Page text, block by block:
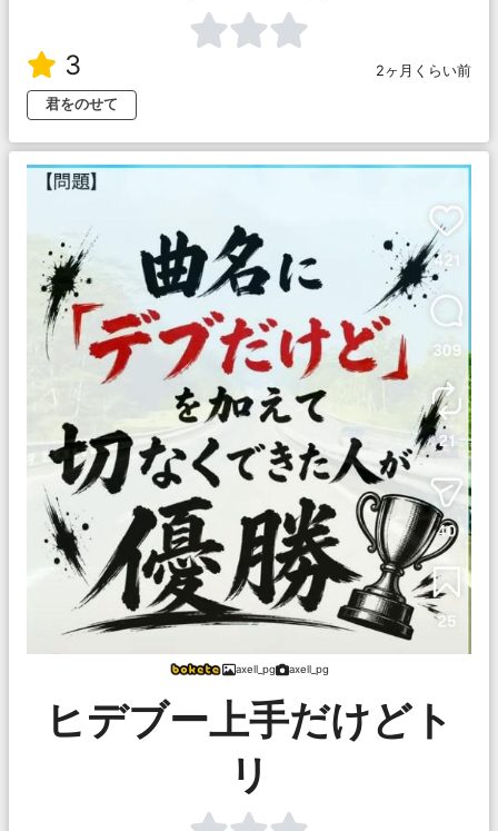
3
2ヶ月くらい前
君をのせて
axell_pg axell_pg
ヒデブー上手だけどト
リ